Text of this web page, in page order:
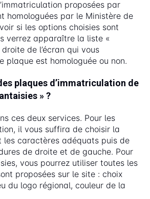
proposées par
homologuées par le Ministère de
si les options choisies sont
verrez apparaître la liste «
de l’écran qui vous
plaque est homologuée ou non.
plaques d’immatriculation de
» ?
ces deux services. Pour les
il vous suffira de choisir la
les caractères adéquats puis de
de droite et de gauche. Pour
vous pourrez utiliser toutes les
proposées sur le site : choix
du logo régional, couleur de la